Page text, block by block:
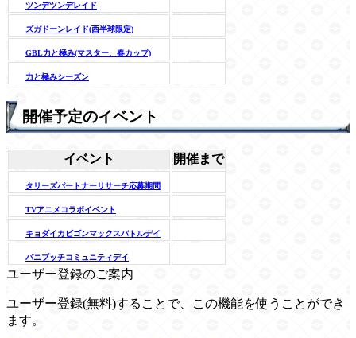
ツンデツンデレイド
ズガドーンレイド(西半球限定)
GBL力と極み(マスター、春カップ)
力と極みシーズン
開催予定のイベント
イベント 開催まで
タリーズパートナーリサーチ応募期間
TVアニメコラボイベント
キョダイカビゴンマックスバトルデイ
バニプッチコミュニティデイ
ユーザー登録のご案内
ユーザー登録(無料)することで、この機能を使うことができ
ます。